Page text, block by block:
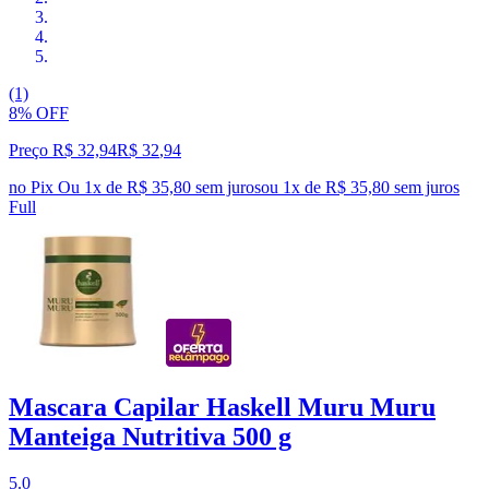
(1)
8% OFF
Preço R$ 32,94R$ 32,94
no Pix Ou 1x de R$ 35,80 sem jurosou 1x de R$ 35,80 sem juros
Full
Mascara Capilar Haskell Muru Muru
Manteiga Nutritiva 500 g
5.0